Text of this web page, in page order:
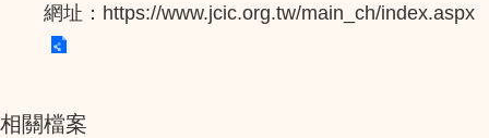
網址： https://www.jcic.org.tw/main_ch/index.aspx
相關檔案